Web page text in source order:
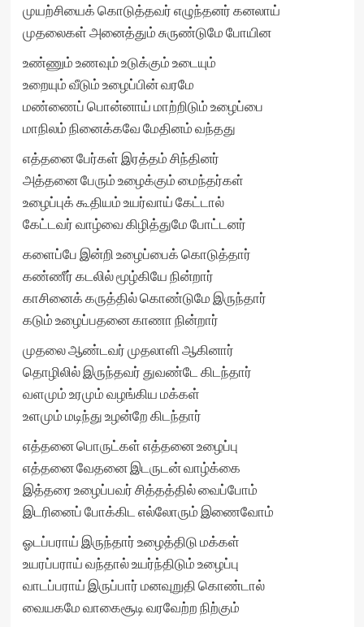
முயற்சியைக் கொடுத்தவர் எழுந்தனர் கனலாய்
முதலைகள் அனைத்தும் சுருண்டுமே போயின
உண்ணும் உணவும் உடுக்கும் உடையும்
உறையும் வீடும் உழைப்பின் வரமே
மண்ணைப் பொன்னாய் மாற்றிடும் உழைப்பை
மாநிலம் நினைக்கவே மேதினம் வந்தது
எத்தனை பேர்கள் இரத்தம் சிந்தினர்
அத்தனை பேரும் உழைக்கும் மைந்தர்கள்
உழைப்புக் கூதியம் உயர்வாய் கேட்டால்
கேட்டவர் வாழ்வை கிழித்துமே போட்டனர்
களைப்பே இன்றி உழைப்பைக் கொடுத்தார்
கண்ணீர் கடலில் மூழ்கியே நின்றார்
காசினைக் கருத்தில் கொண்டுமே இருந்தார்
கடும் உழைப்பதனை காணா நின்றார்
முதலை ஆண்டவர் முதலாளி ஆகினார்
தொழிலில் இருந்தவர் துவண்டே கிடந்தார்
வளமும் உரமும் வழங்கிய மக்கள்
உளமும் மடிந்து உழன்றே கிடந்தார்
எத்தனை பொருட்கள் எத்தனை உழைப்பு
எத்தனை வேதனை இடருடன் வாழ்க்கை
இத்தரை உழைப்பவர் சித்தத்தில் வைப்போம்
இடரினைப் போக்கிட எல்லோரும் இணைவோம்
ஓடப்பராய் இருந்தார் உழைத்திடு மக்கள்
உயரப்பராய் வந்தால் உயர்ந்திடும் உழைப்பு
வாடப்பராய் இருப்பார் மனவுறுதி கொண்டால்
வையகமே வாகைசூடி வரவேற்ற நிற்கும்